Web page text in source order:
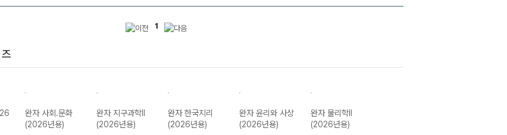
1
완자 사회.문화
(2026년용)
완자 지구과학II
(2026년용)
완자 한국지리
(2026년용)
완자 윤리와 사상
(2026년용)
완자 물리학II
(2026년용)